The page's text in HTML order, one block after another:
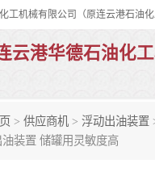
> 供应商机 > 浮动出油装置
装置 储罐用灵敏度高
卸臂